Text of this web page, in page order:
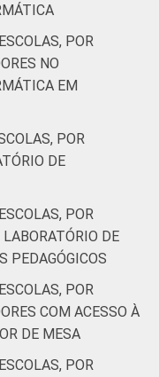
POR
NO
EM
POR
DE
POR
LABORATÓRIO DE
PEDAGÓGICOS
POR
COM ACESSO À
DE MESA
POR